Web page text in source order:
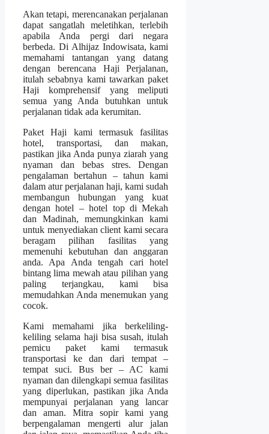
Akan tetapi, merencanakan perjalanan
dapat sangatlah meletihkan, terlebih
apabila Anda pergi dari negara
berbeda. Di Alhijaz Indowisata, kami
memahami tantangan yang datang
dengan berencana Haji Perjalanan,
itulah sebabnya kami tawarkan paket
Haji komprehensif yang meliputi
semua yang Anda butuhkan untuk
perjalanan tidak ada kerumitan.
Paket Haji kami termasuk fasilitas
hotel, transportasi, dan makan,
pastikan jika Anda punya ziarah yang
nyaman dan bebas stres. Dengan
pengalaman bertahun – tahun kami
dalam atur perjalanan haji, kami sudah
membangun hubungan yang kuat
dengan hotel – hotel top di Mekah
dan Madinah, memungkinkan kami
untuk menyediakan client kami secara
beragam pilihan fasilitas yang
memenuhi kebutuhan dan anggaran
anda. Apa Anda tengah cari hotel
bintang lima mewah atau pilihan yang
paling terjangkau, kami bisa
memudahkan Anda menemukan yang
cocok.
Kami memahami jika berkeliling-
keliling selama haji bisa susah, itulah
pemicu paket kami termasuk
transportasi ke dan dari tempat –
tempat suci. Bus ber – AC kami
nyaman dan dilengkapi semua fasilitas
yang diperlukan, pastikan jika Anda
mempunyai perjalanan yang lancar
dan aman. Mitra sopir kami yang
berpengalaman mengerti alur jalan